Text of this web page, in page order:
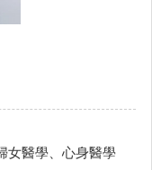
女醫學、心身醫學